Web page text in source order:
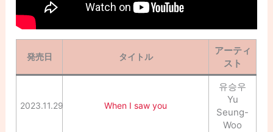
発売日 タイトル
アーティ
スト
2023.11.29 When I saw you
유승우
Yu
Seung-
Woo